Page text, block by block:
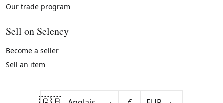
Our trade program
Sell on Selency
Become a seller
Sell an item